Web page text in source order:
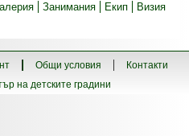
Занимания Екип Визия
Общи условия
Контакти
на детските градини